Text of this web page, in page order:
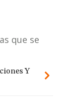
que se
Y